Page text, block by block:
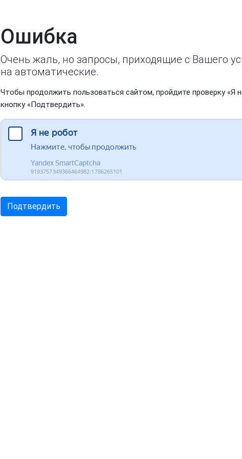
Ошибка
Очень жаль, но запросы, приходящие с Вашего
на автоматические.
Чтобы продолжить пользоваться сайтом, пройдите проверку «Я
кнопку «Подтвердить».